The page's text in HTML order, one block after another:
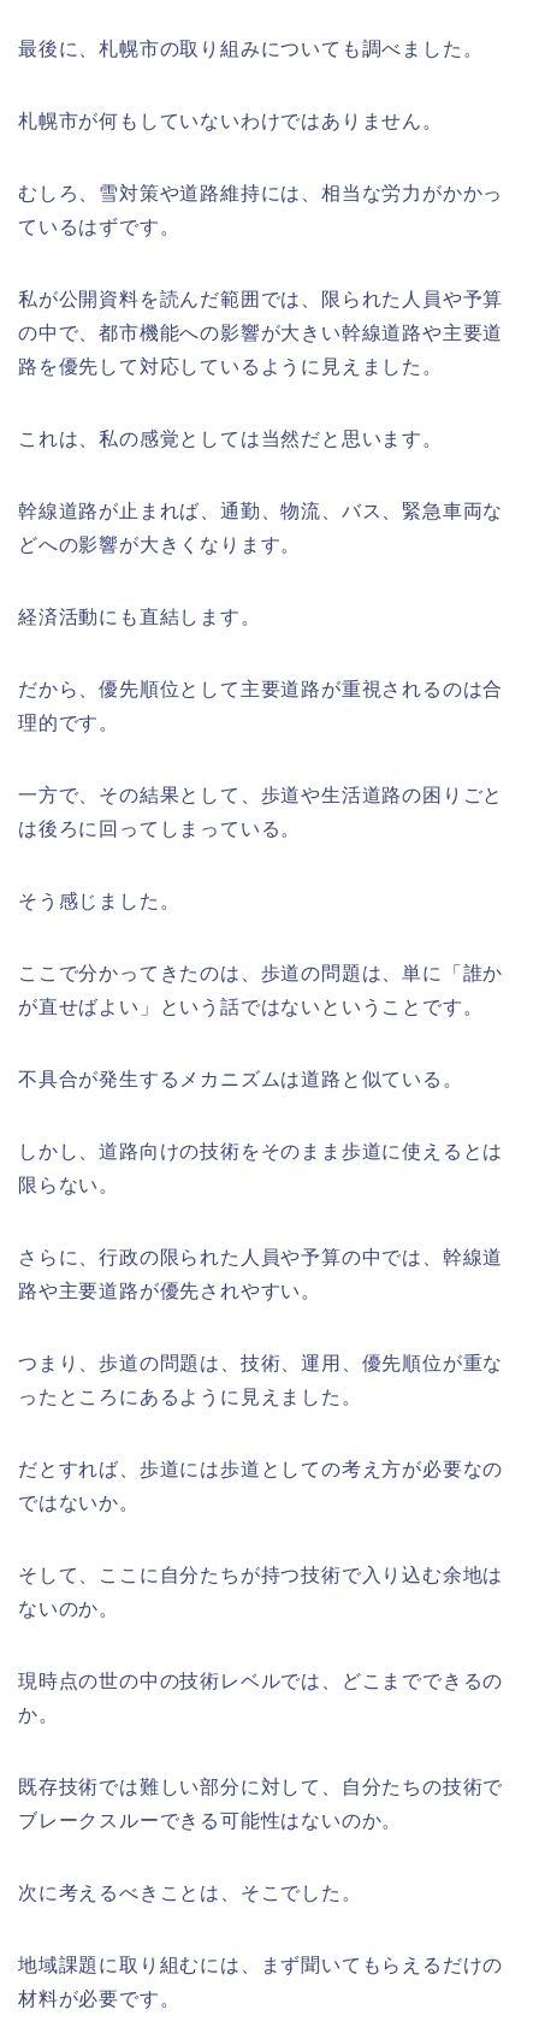
最後に、札幌市の取り組みについても調べました。
札幌市が何もしていないわけではありません。
むしろ、雪対策や道路維持には、相当な労力がかかっ
ているはずです。
私が公開資料を読んだ範囲では、限られた人員や予算
の中で、都市機能への影響が大きい幹線道路や主要道
路を優先して対応しているように見えました。
これは、私の感覚としては当然だと思います。
幹線道路が止まれば、通勤、物流、バス、緊急車両な
どへの影響が大きくなります。
経済活動にも直結します。
だから、優先順位として主要道路が重視されるのは合
理的です。
一方で、その結果として、歩道や生活道路の困りごと
は後ろに回ってしまっている。
そう感じました。
ここで分かってきたのは、歩道の問題は、単に「誰か
が直せばよい」という話ではないということです。
不具合が発生するメカニズムは道路と似ている。
しかし、道路向けの技術をそのまま歩道に使えるとは
限らない。
さらに、行政の限られた人員や予算の中では、幹線道
路や主要道路が優先されやすい。
つまり、歩道の問題は、技術、運用、優先順位が重な
ったところにあるように見えました。
だとすれば、歩道には歩道としての考え方が必要なの
ではないか。
そして、ここに自分たちが持つ技術で入り込む余地は
ないのか。
現時点の世の中の技術レベルでは、どこまでできるの
か。
既存技術では難しい部分に対して、自分たちの技術で
ブレークスルーできる可能性はないのか。
次に考えるべきことは、そこでした。
地域課題に取り組むには、まず聞いてもらえるだけの
材料が必要です。